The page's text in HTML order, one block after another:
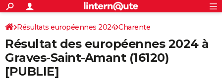
ACTUALITÉS
Politique
Société
Faits Divers
Education
Monde
Villes
+
SPORT
Coupe du monde 2026
Football
Tennis
Cyclisme
Rugby
Forum
Programme TV
TNT
Streaming
Cinéma
Sorties cinéma
Musique
+FINANCE
S'inscrire
Connexion
Résultats européennes 2024 Charente
Résultat des européennes 2024 à
Graves-Saint-Amant (16120)
[PUBLIE]